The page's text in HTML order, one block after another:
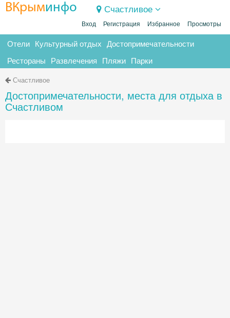
ВКрыминфо Счастливое
Вход Регистрация Избранное Просмотры
Отели Культурный отдых Достопримечательности
Рестораны Развлечения Пляжи Парки
Счастливое
Достопримечательности, места для отдыха в
Счастливом